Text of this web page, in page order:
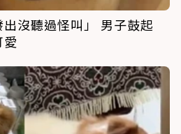
沒聽過怪叫」 男子鼓起